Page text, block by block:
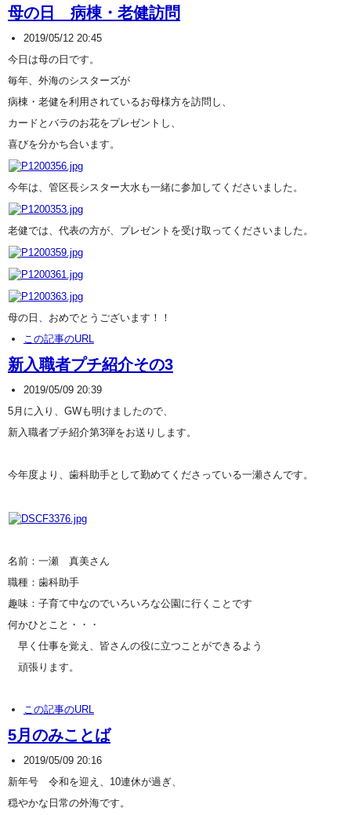
母の日 病棟・老健訪問
2019/05/12 20:45
今日は母の日です。
毎年、外海のシスターズが
病棟・老健を利用されているお母様方を訪問し、
カードとバラのお花をプレゼントし、
喜びを分かち合います。
今年は、管区長シスター大水も一緒に参加してくださいました。
老健では、代表の方が、プレゼントを受け取ってくださいました。
母の日、おめでとうございます！！
この記事のURL
新入職者プチ紹介その3
2019/05/09 20:39
5月に入り、GWも明けましたので、
新入職者プチ紹介第3弾をお送りします。
今年度より、歯科助手として勤めてくださっている一瀬さんです。
名前：一瀬 真美さん
職種：歯科助手
趣味：子育て中なのでいろいろな公園に行くことです
何かひとこと・・・
早く仕事を覚え、皆さんの役に立つことができるよう
頑張ります。
この記事のURL
5月のみことば
2019/05/09 20:16
新年号 令和を迎え、10連休が過ぎ、
穏やかな日常の外海です。